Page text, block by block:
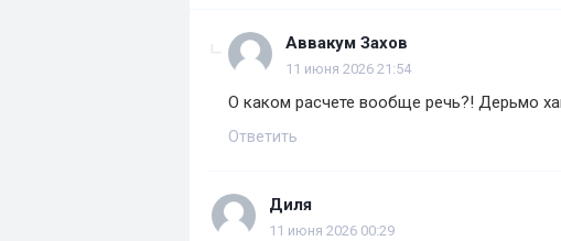
Аввакум Захов
11 июня 2026 21:54
О каком расчете вообще речь?! Дерьмо
Ответить
Диля
11 июня 2026 00:29